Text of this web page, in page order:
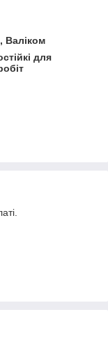
Валіком
для